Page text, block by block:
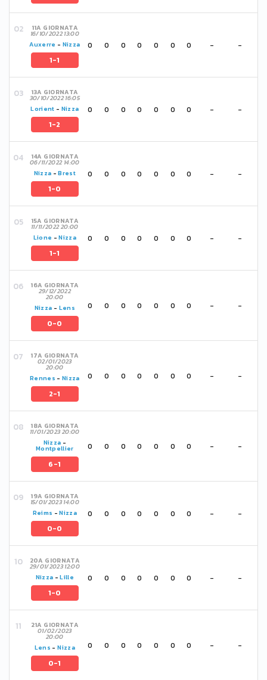
11A GIORNATA
16/10/2022 13:00
Auxerre - Nizza
1-1
0 0 0 0 0 0 0 - -
13A GIORNATA
30/10/2022 16:05
Lorient - Nizza
1-2
0 0 0 0 0 0 0 - -
14A GIORNATA
06/11/2022 14:00
Nizza -Brest
1-0
0 0 0 0 0 0 0 - -
15A GIORNATA
11/11/2022 20:00
Lione -Nizza
1-1
0 0 0 0 0 0 0 - -
16A GIORNATA
29/12/2022
20:00
Nizza - Lens
0-0
0 0 0 0 0 0 0 - -
17A GIORNATA
02/01/2023
20:00
Rennes -Nizza
2-1
0 0 0 0 0 0 0 - -
18A GIORNATA
11/01/2023 20:00
Nizza -
Montpellier
6-1
0 0 0 0 0 0 0 - -
19A GIORNATA
15/01/2023 14:00
Reims -Nizza
0-0
0 0 0 0 0 0 0 - -
20A GIORNATA
29/01/2023 12:00
Nizza -Lille
1-0
0 0 0 0 0 0 0 - -
21A GIORNATA
01/02/2023
20:00
Lens -Nizza
0-1
0 0 0 0 0 0 0 - -